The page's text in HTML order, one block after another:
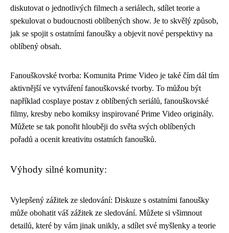
diskutovat o jednotlivých filmech a seriálech, sdílet teorie a
spekulovat o budoucnosti oblíbených show. Je to skvělý způsob,
jak se spojit s ostatními fanoušky a objevit nové perspektivy na
oblíbený obsah.
Fanouškovské tvorba: Komunita Prime Video je také čím dál tím
aktivnější ve vytváření fanouškovské tvorby. To můžou být
například cosplaye postav z oblíbených seriálů, fanouškovské
filmy, kresby nebo komiksy inspirované Prime Video originály.
Můžete se tak ponořit hlouběji do světa svých oblíbených
pořadů a ocenit kreativitu ostatních fanoušků.
Výhody silné komunity:
Vylepšený zážitek ze sledování: Diskuze s ostatními fanoušky
může obohatit váš zážitek ze sledování. Můžete si všimnout
detailů, které by vám jinak unikly, a sdílet své myšlenky a teorie